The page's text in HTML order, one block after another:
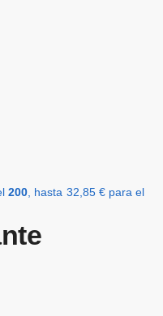
200, hasta 32,85 € para el